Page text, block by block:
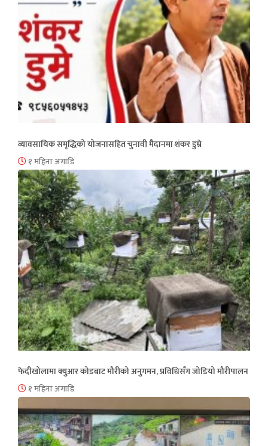
व्यावसायिक समृद्धिको योजनासहित चुनावी मैदानमा शंकर डुम्रे
१ महिना अगाडि
फेदीखोलामा क्युआर कोडबाट मौरीको अनुगमन, प्रविधिसँग जोडियो मौरीपालन
१ महिना अगाडि